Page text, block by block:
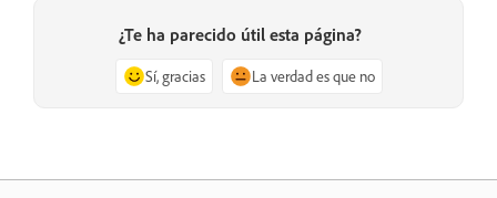
¿Te ha parecido útil esta página?
Sí, gracias La verdad es que no